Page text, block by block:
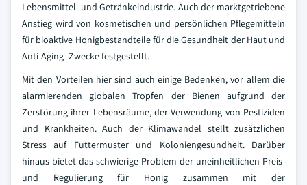
Lebensmittel- und Getränkeindustrie. Auch der marktgetriebene
Anstieg wird von kosmetischen und persönlichen Pflegemitteln
für bioaktive Honigbestandteile für die Gesundheit der Haut und
Anti-Aging- Zwecke festgestellt.
Mit den Vorteilen hier sind auch einige Bedenken, vor allem die
alarmierenden globalen Tropfen der Bienen aufgrund der
Zerstörung ihrer Lebensräume, der Verwendung von Pestiziden
und Krankheiten. Auch der Klimawandel stellt zusätzlichen
Stress auf Futtermuster und Koloniengesundheit. Darüber
hinaus bietet das schwierige Problem der uneinheitlichen Preis-
und Regulierung für Honig zusammen mit der